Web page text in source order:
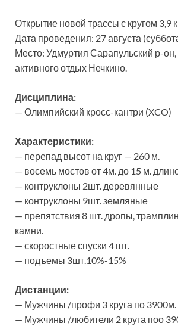
Открытие новой трассы с кругом 3,9
Дата проведения: 27 августа
Место: Удмуртия Сарапульский р-он,
активного отдых Нечкино.
Дисциплина:
— Олимпийский кросс-кантри (XCO)
Характеристики:
— перепад высот на круг — 260 м.
— восемь мостов от 4м. до 15 м.
— контруклоны 2шт. деревянные
— контруклоны 9шт. земляные
— препятствия 8 шт. дропы,
камни.
— скоростные спуски 4 шт.
— подъемы 3шт.10%-15%
Дистанции:
— Мужчины /профи 3 круга по 3900м.
— Мужчины /любители 2 круга поо